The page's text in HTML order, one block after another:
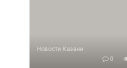
Новости Казани
0